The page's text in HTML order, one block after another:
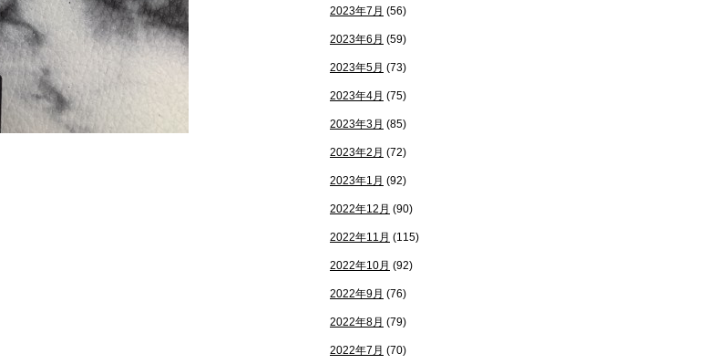
2023年7月 (56)
2023年6月 (59)
2023年5月 (73)
2023年4月 (75)
2023年3月 (85)
2023年2月 (72)
2023年1月 (92)
2022年12月 (90)
2022年11月 (115)
2022年10月 (92)
2022年9月 (76)
2022年8月 (79)
2022年7月 (70)